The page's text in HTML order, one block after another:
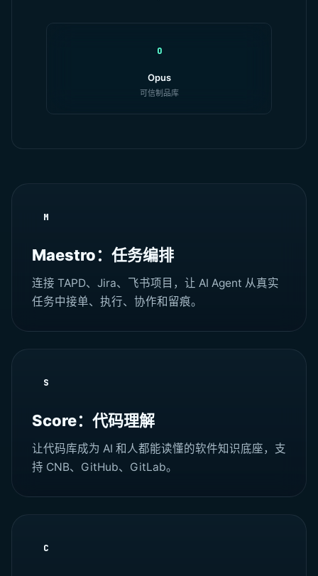
O
Opus
可信制品库
M
Maestro：任务编排
连接 TAPD、Jira、飞书项目，让 AI Agent 从真实
任务中接单、执行、协作和留痕。
S
Score：代码理解
让代码库成为 AI 和人都能读懂的软件知识底座，支
持 CNB、GitHub、GitLab。
C